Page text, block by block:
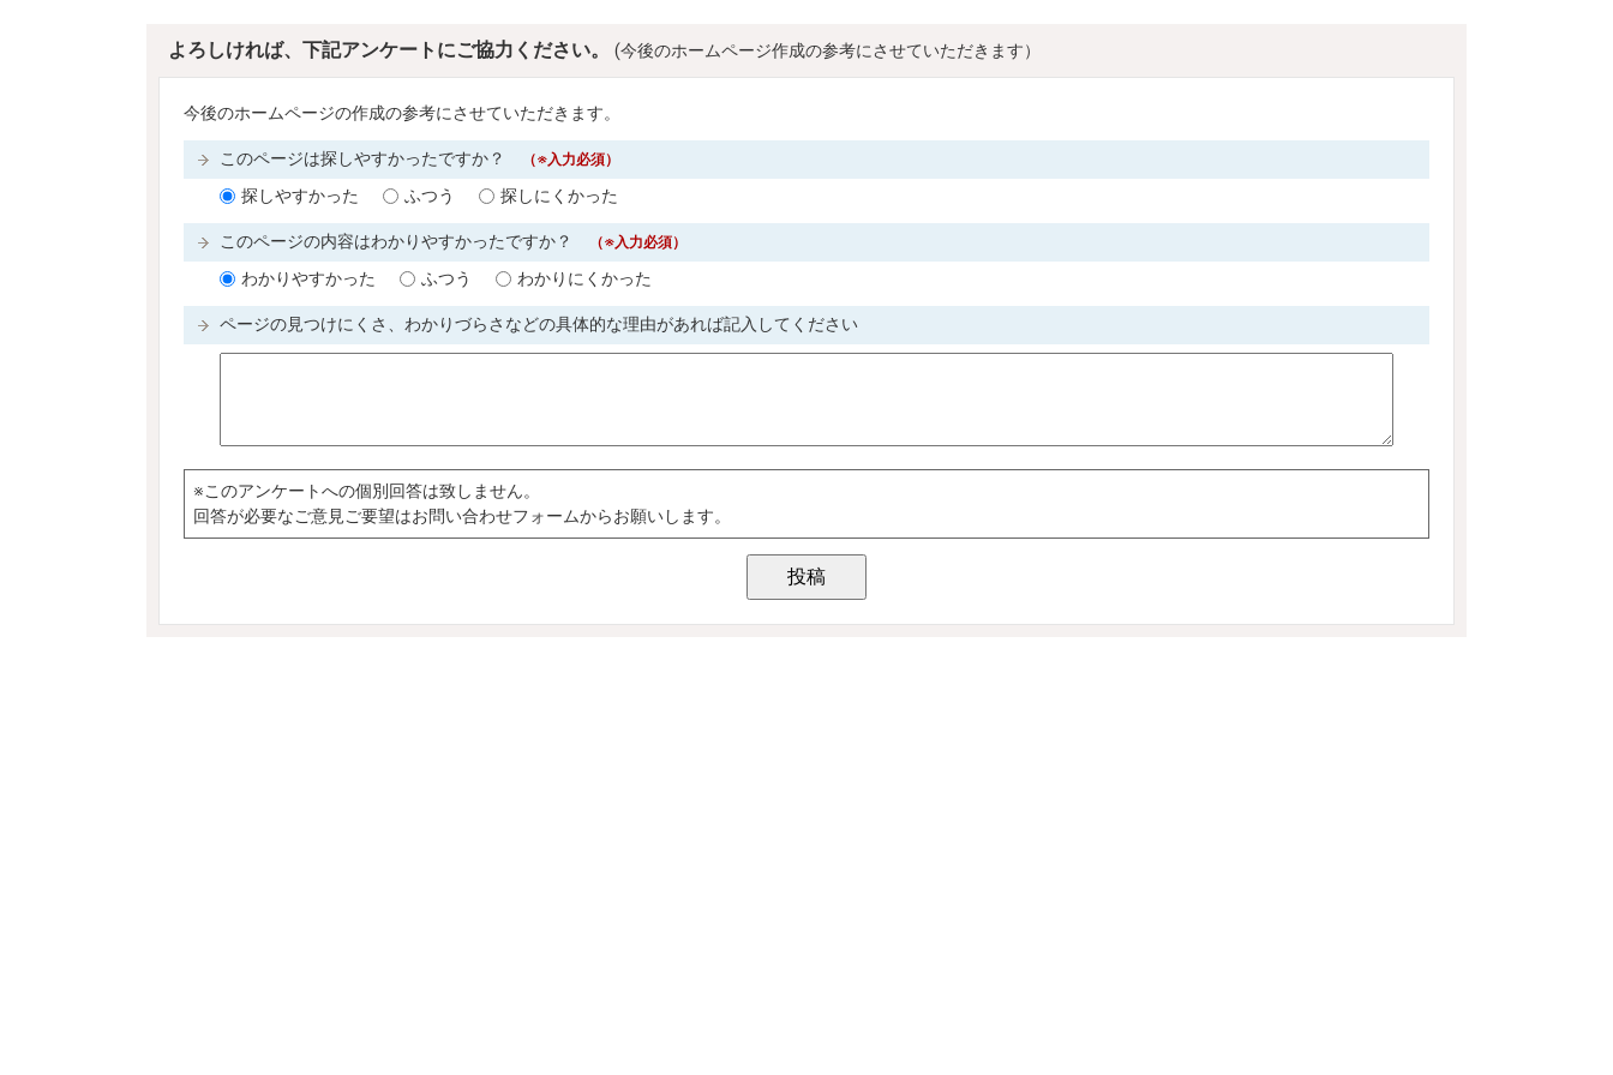
よろしければ、下記アンケートにご協力ください。 (今後のホームページ作成の参考にさせていただきます）
今後のホームページの作成の参考にさせていただきます。
このページは探しやすかったですか？ （※入力必須）
探しやすかった ふつう 探しにくかった
このページの内容はわかりやすかったですか？ （※入力必須）
わかりやすかった ふつう わかりにくかった
ページの見つけにくさ、わかりづらさなどの具体的な理由があれば記入してください
※このアンケートへの個別回答は致しません。
回答が必要なご意見ご要望はお問い合わせフォームからお願いします。